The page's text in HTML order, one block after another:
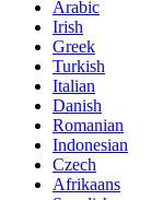
Arabic
Irish
Greek
Turkish
Italian
Danish
Romanian
Indonesian
Czech
Afrikaans